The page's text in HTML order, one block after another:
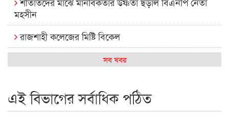
মহসীন
রাজশাহী কলেজের মিষ্টি বিকেল
কেমন আছে আমাদের দেশের মধ্যবিত্তরা
রাজশাইন একাডেমির ফল প্রকাশ ও পুরস্কার বিতরণ
সব খবর
এই বিভাগের সর্বাধিক পঠিত